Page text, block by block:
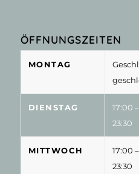
ÖFFNUNGSZEITEN
MONTAG
DIENSTAG 17:00
23:30
MITTWOCH 17:00
23:30